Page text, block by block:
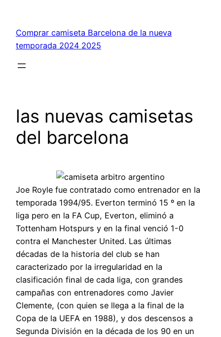
contenido
Comprar camiseta Barcelona de la nueva
temporada 2024 2025
las nuevas camisetas
del barcelona
Joe Royle fue contratado como entrenador en la
temporada 1994/95. Everton terminó 15 º en la
liga pero en la FA Cup, Everton, eliminó a
Tottenham Hotspurs y en la final venció 1-0
contra el Manchester United. Las últimas
décadas de la historia del club se han
caracterizado por la irregularidad en la
clasificación final de cada liga, con grandes
campañas con entrenadores como Javier
Clemente, (con quien se llega a la final de la
Copa de la UEFA en 1988), y dos descensos a
Segunda División en la década de los 90 en un